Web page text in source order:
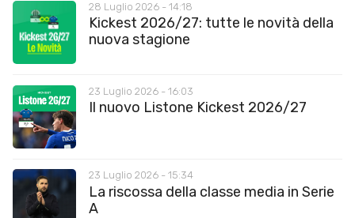
28 Luglio 2026 - 14:18
Kickest 2026/27: tutte le novità della
nuova stagione
23 Luglio 2026 - 16:03
Il nuovo Listone Kickest 2026/27
23 Luglio 2026 - 15:34
La riscossa della classe media in Serie
A